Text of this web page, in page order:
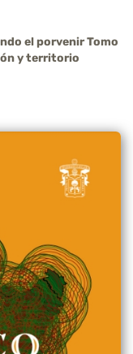
el porvenir Tomo
y territorio